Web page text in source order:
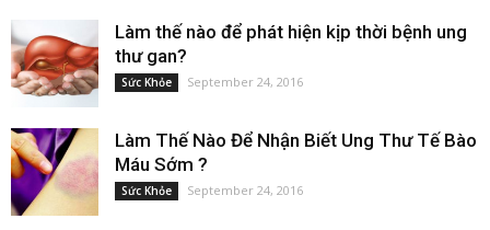
Làm thế nào để phát hiện kịp thời bệnh ung
thư gan?
Sức Khỏe September 24, 2016
Làm Thế Nào Để Nhận Biết Ung Thư Tế Bào
Máu Sớm ?
Sức Khỏe September 24, 2016